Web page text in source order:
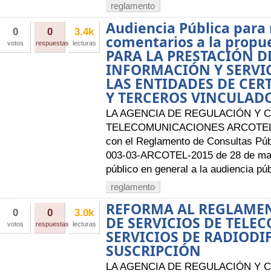
reglamento
0
votos
0
respuestas
3.4k
lecturas
Audiencia Pública
comentarios a la
PARA LA PRESTACIÓN
INFORMACIÓN Y
LAS ENTIDADES DE
Y TERCEROS
LA AGENCIA DE REGULACIÓN Y
TELECOMUNICACIONES
con el Reglamento de Consultas
003-03-ARCOTEL-2015 de 28 de
público en general a la audiencia
reglamento
0
votos
0
respuestas
3.0k
lecturas
REFORMA AL
DE SERVICIOS DE
SERVICIOS DE
SUSCRIPCIÓN
LA AGENCIA DE REGULACIÓN Y